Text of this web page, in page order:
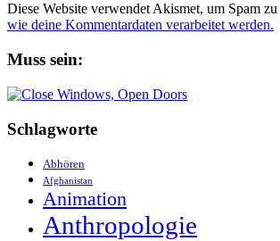
Diese Website verwendet Akismet, um Spam zu
wie deine Kommentardaten verarbeitet werden.
Muss sein:
Schlagworte
Abhören
Afghanistan
Animation
Anthropologie